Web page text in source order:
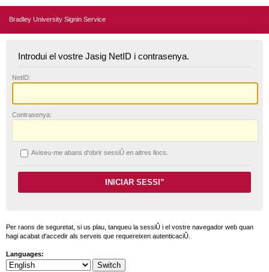
Bradley University Signin Service
Introdui el vostre Jasig NetID i contrasenya.
NetID:
Contrasenya:
Aviseu-me abans d'obrir sessiÛ en altres llocs.
Per raons de seguretat, si us plau, tanqueu la sessiÛ i el vostre navegador web quan
hagi acabat d'accedir als serveis que requereixen autenticaciÛ.
Languages: